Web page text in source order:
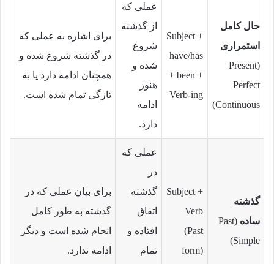
حال کامل
استمراری
(Present
Perfect
Continuous)
Subject +
have/has
+ been +
Verb-ing
عملی که
از گذشته
شروع
شده و
هنوز
ادامه
دارد.
برای اشاره به عملی که
در گذشته شروع شده و
همچنان ادامه دارد یا به
تازگی تمام شده است.
گذشته
ساده
(Past
Simple)
Subject +
Verb
(Past
form)
عملی که
در
گذشته
اتفاق
افتاده و
تمام
برای بیان عملی که در
گذشته به طور کامل
انجام شده است و دیگر
ادامه ندارد.